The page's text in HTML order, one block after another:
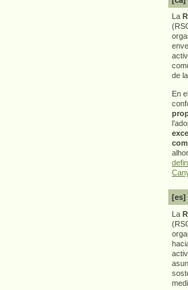
La
de
En
[es]
La